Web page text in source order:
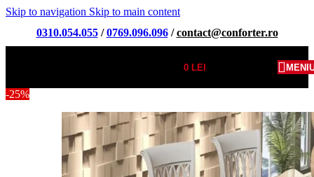
Skip to navigation Skip to main content
0310.054.055/0769.096.096/contact@conforter.ro
0LEI
-25%